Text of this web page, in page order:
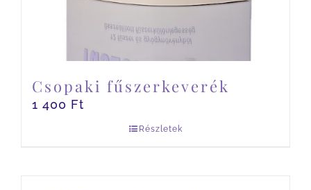
Csopaki fűszerkeverék
1 400 Ft
Részletek